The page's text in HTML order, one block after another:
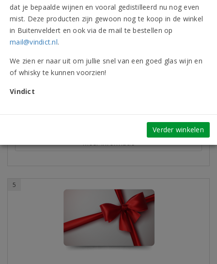
Cadeaubon t.w.v. € 50,00
Op zoek naar een geschenk dat altijd in de smaak valt? Geef
dan onze wijncadeaubon!
Op verlanglijst
50,00
Meer informatie
5
dat je bepaalde wijnen en vooral gedistilleerd nu nog even
mist. Deze producten zijn gewoon nog te koop in de winkel
in Buitenveldert en ook via de mail te bestellen op
mail@vindict.nl.
We zien er naar uit om jullie snel van een goed glas wijn en
of whisky te kunnen voorzien!
Vindict
Verder winkelen